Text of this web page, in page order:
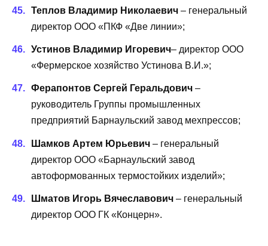
Теплов Владимир Николаевич – генеральный
директор ООО «ПКФ «Две линии»;
Устинов Владимир Игоревич– директор ООО
«Фермерское хозяйство Устинова В.И.»;
Ферапонтов Сергей Геральдович –
руководитель Группы промышленных
предприятий Барнаульский завод мехпрессов;
Шамков Артем Юрьевич – генеральный
директор ООО «Барнаульский завод
автоформованных термостойких изделий»;
Шматов Игорь Вячеславович – генеральный
директор ООО ГК «Концерн».